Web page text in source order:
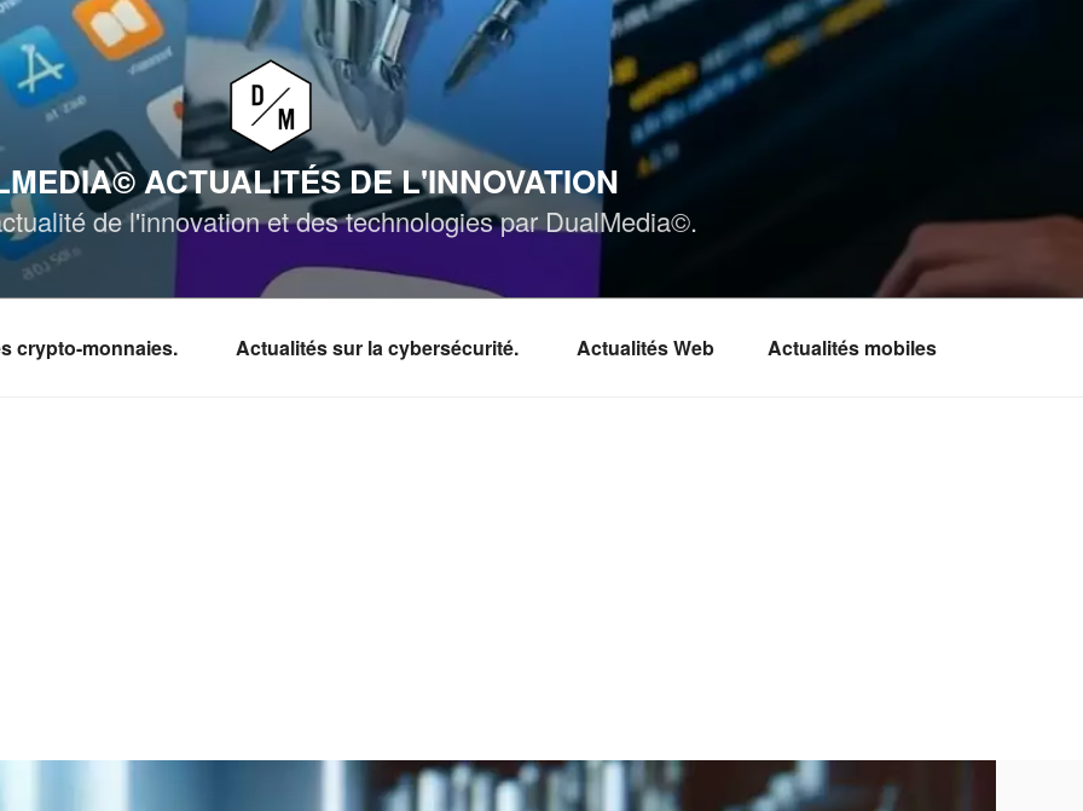
ACTUALITÉS DE L'INNOVATION
de l'innovation et des technologies par DualMedia©.
crypto-monnaies. Actualités sur la cybersécurité. Actualités Web Actualités mobiles